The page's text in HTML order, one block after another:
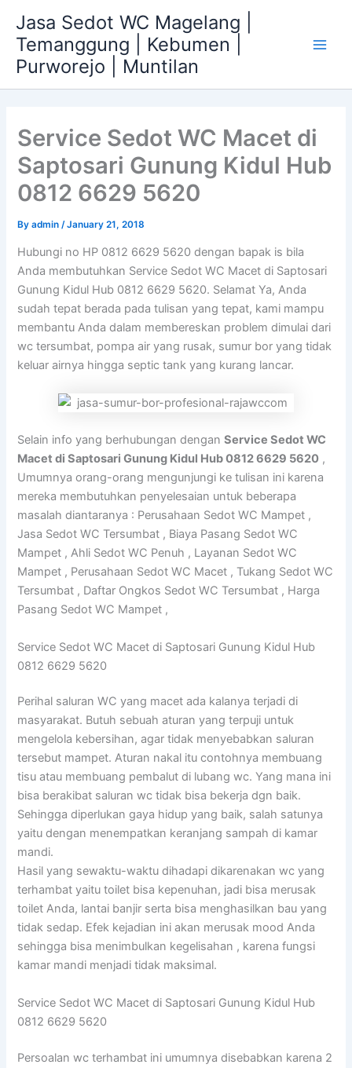
content
Jasa Sedot WC Magelang |
Temanggung | Kebumen |
Purworejo | Muntilan
Service Sedot WC Macet di
Saptosari Gunung Kidul Hub
0812 6629 5620
Byadmin/January 21, 2018
Hubungi no HP 0812 6629 5620 dengan bapak is bila
Anda membutuhkan Service Sedot WC Macet di Saptosari
Gunung Kidul Hub 0812 6629 5620. Selamat Ya, Anda
sudah tepat berada pada tulisan yang tepat, kami mampu
membantu Anda dalam membereskan problem dimulai dari
wc tersumbat, pompa air yang rusak, sumur bor yang tidak
keluar airnya hingga septic tank yang kurang lancar.
Selain info yang berhubungan denganService Sedot WC
Macet di Saptosari Gunung Kidul Hub 0812 6629 5620 ,
Umumnya orang-orang mengunjungi ke tulisan ini karena
mereka membutuhkan penyelesaian untuk beberapa
masalah diantaranya : Perusahaan Sedot WC Mampet ,
Jasa Sedot WC Tersumbat , Biaya Pasang Sedot WC
Mampet , Ahli Sedot WC Penuh , Layanan Sedot WC
Mampet , Perusahaan Sedot WC Macet , Tukang Sedot WC
Tersumbat , Daftar Ongkos Sedot WC Tersumbat , Harga
Pasang Sedot WC Mampet ,
Service Sedot WC Macet di Saptosari Gunung Kidul Hub
0812 6629 5620
Perihal saluran WC yang macet ada kalanya terjadi di
masyarakat. Butuh sebuah aturan yang terpuji untuk
mengelola kebersihan, agar tidak menyebabkan saluran
tersebut mampet. Aturan nakal itu contohnya membuang
tisu atau membuang pembalut di lubang wc. Yang mana ini
bisa berakibat saluran wc tidak bisa bekerja dgn baik.
Sehingga diperlukan gaya hidup yang baik, salah satunya
yaitu dengan menempatkan keranjang sampah di kamar
mandi.
Hasil yang sewaktu-waktu dihadapi dikarenakan wc yang
terhambat yaitu toilet bisa kepenuhan, jadi bisa merusak
toilet Anda, lantai banjir serta bisa menghasilkan bau yang
tidak sedap. Efek kejadian ini akan merusak mood Anda
sehingga bisa menimbulkan kegelisahan , karena fungsi
kamar mandi menjadi tidak maksimal.
Service Sedot WC Macet di Saptosari Gunung Kidul Hub
0812 6629 5620
Persoalan wc terhambat ini umumnya disebabkan karena 2